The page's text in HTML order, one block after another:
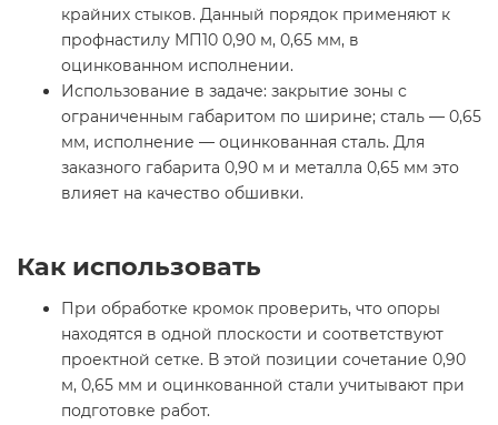
крайних стыков. Данный порядок применяют к
профнастилу МП10 0,90 м, 0,65 мм, в
оцинкованном исполнении.
Использование в задаче: закрытие зоны с
ограниченным габаритом по ширине; сталь — 0,65
мм, исполнение — оцинкованная сталь. Для
заказного габарита 0,90 м и металла 0,65 мм это
влияет на качество обшивки.
Как использовать
При обработке кромок проверить, что опоры
находятся в одной плоскости и соответствуют
проектной сетке. В этой позиции сочетание 0,90
м, 0,65 мм и оцинкованной стали учитывают при
подготовке работ.